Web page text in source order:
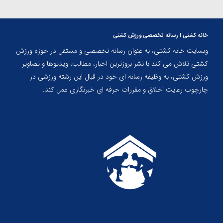
خانه کشتی | رسانه تخصصی ورزش کشتی
وبسایت خانه کشتی، به عنوان رسانه تخصصی و مستقل در حوزه ورزش
کشتی تلاش می کند با نشر بروزترین اخبار، مطالب، ویدیوها و تصاویر
ورزش کشتی، به وظیفه رسانه ای خود در قبال این رشته ورزشی در
چارچوب رعایت اخلاق و مقررات حرفه ای خبرنگاری عمل کند.